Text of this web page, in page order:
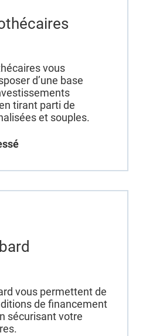
vous
d’une base
tirant parti de
et souples.
vous permettent de
de financement
sécurisant votre